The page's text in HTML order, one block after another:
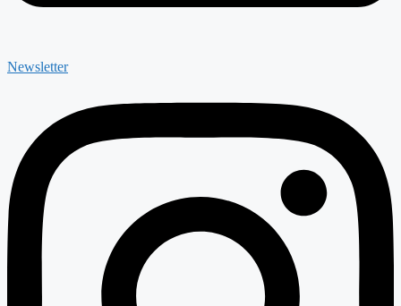
Newsletter